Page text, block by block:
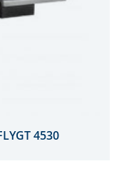
4530